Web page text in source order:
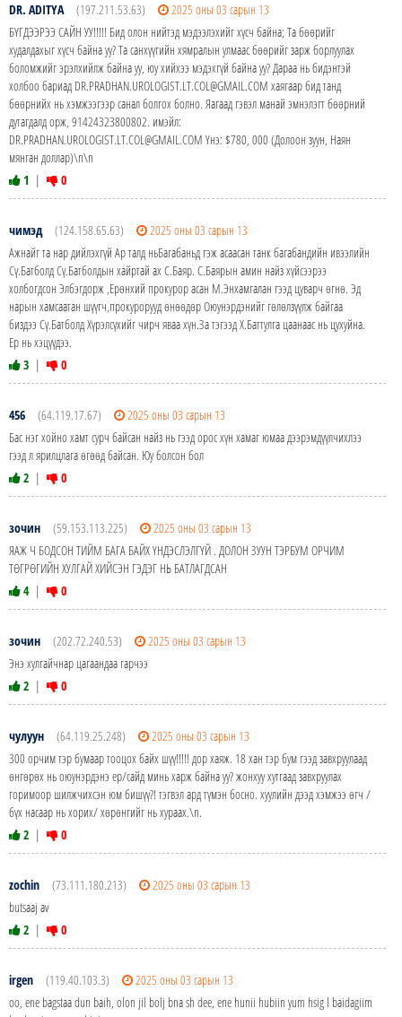
DR. ADITYA (197.211.53.63)
2025 оны 03 сарын 13
БҮГДЭЭРЭЭ САЙН УУ!!!!! Бид олон нийтэд мэдээлэхийг хүсч байна; Та бөөрийг
худалдахыг хүсч байна уу? Та санхүүгийн хямралын улмаас бөөрийг зарж борлуулах
боломжийг эрэлхийлж байна уу, юу хийхээ мэдэхгүй байна уу? Дараа нь бидэнтэй
холбоо бариад DR.PRADHAN.UROLOGIST.LT.COL@GMAIL.COM хаягаар бид танд
бөөрнийх нь хэмжээгээр санал болгох болно. Яагаад гэвэл манай эмнэлэгт бөөрний
дутагдалд орж, 91424323800802. имэйл:
DR.PRADHAN.UROLOGIST.LT.COL@GMAIL.COM Yнэ: $780, 000 (Долоон зуун, Наян
мянган доллар)\n\n
1 | 0
чимэд (124.158.65.63)
2025 оны 03 сарын 13
Ажнайг та нар дийлэхгүй Ар талд ньБагабаньд гэж асаасан танк багабандийн ивээлийн
Сү.Батболд Сү.Батболдын хайртай ах С.Баяр. С.Баярын амин найз хүйсээрээ
холбогдсон Элбэгдорж ,Ерөнхий прокурор асан М.Энхамгалан гээд цуварч өгнө. Эд
нарын хамсаатан шүүгч,прокурорууд өнөөдөр Оюунэрдэнийг гөлөлзүүлж байгаа
биздээ Сү.Батболд Хүрэлсүхийг чирч яваа хүн.За тэгээд Х.Баттулга цаанаас нь цухуйна.
Ер нь хэцүүдээ.
3 | 0
456 (64.119.17.67)
2025 оны 03 сарын 13
Бас нэг хойно хамт сурч байсан найз нь гээд орос хүн хамаг юмаа дээрэмдүүлчихлээ
гээд л ярилцлага өгөөд байсан. Юу болсон бол
2 | 0
зочин (59.153.113.225)
2025 оны 03 сарын 13
ЯАЖ Ч БОДСОН ТИЙМ БАГА БАЙХ ҮНДЭСЛЭЛГҮЙ . ДОЛОН ЗУУН ТЭРБУМ ОРЧИМ
ТӨГРӨГИЙН ХУЛГАЙ ХИЙСЭН ГЭДЭГ НЬ БАТЛАГДСАН
4 | 0
зочин (202.72.240.53)
2025 оны 03 сарын 13
Энэ хулгайчнар цагаандаа гарчээ
2 | 0
чулуун (64.119.25.248)
2025 оны 03 сарын 13
300 орчим тэр бумаар тооцох байх шүү!!!!! дор хаяж. 18 хан тэр бум гээд завхруулаад
өнгөрөх нь оюунэрдэнэ ер/сайд минь харж байна уу? жонхуу хутгаад завхруулах
горимоор шилжчихсэн юм бишүү?! тэгвэл ард түмэн босно. хуулийн дээд хэмжээ өгч /
бүх насаар нь хорих/ хөрөнгийг нь хураах.\n.
2 | 0
zochin (73.111.180.213)
2025 оны 03 сарын 13
butsaaj av
2 | 0
irgen (119.40.103.3)
2025 оны 03 сарын 13
oo, ene bagstaa dun baih, olon jil bolj bna sh dee, ene hunii hubiin yum hsig l baidagiim